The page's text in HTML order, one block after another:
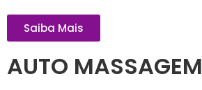
Saiba Mais
AUTO MASSAGEM